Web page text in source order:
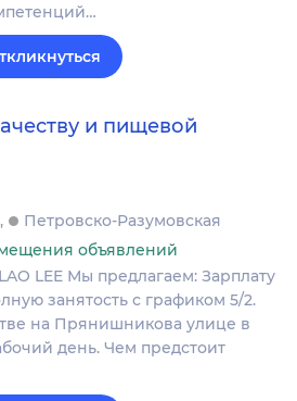
и пищевой
Петровско-Разумовская
объявлений
LEE Мы предлагаем: Зарплату
занятость с графиком 5/2.
на Прянишникова улице в
день. Чем предстоит